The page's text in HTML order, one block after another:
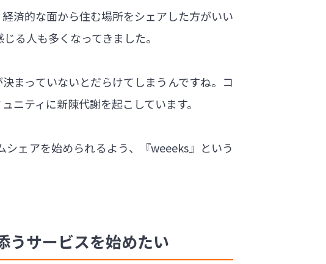
済的な面から住む場所をシェアした方がいい
る人も多くなってきました。
まっていないとだらけてしまうんですね。コ
ニティに新陳代謝を起こしています。
ェアを始められるよう、『weeeks』という
うサービスを始めたい